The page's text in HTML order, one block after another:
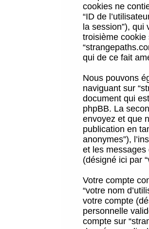
cookies ne
“ID de
la session”),
troisième
qui de ce fait
Nous pouvons
naviguant sur
document qui
phpBB. La
envoyez et que
publication en
anonymes”),
et les messages
(désigné ici par
Votre compte
“votre nom
votre compte
personnelle
compte sur